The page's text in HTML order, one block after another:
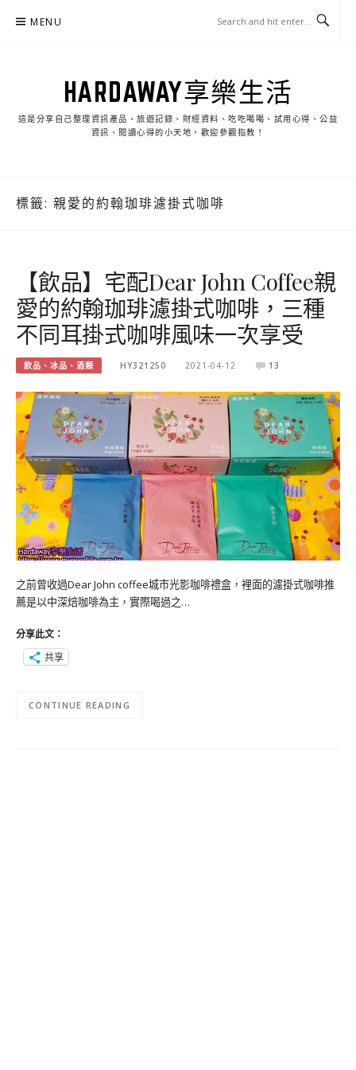
MENU
HARDAWAY享樂生活
這是分享自己整理資訊產品、旅遊記錄、財經資料、吃吃喝喝、試用心得、公益
資訊、閱讀心得的小天地，歡迎參觀指教！
標籤: 親愛的約翰珈琲濾掛式咖啡
【飲品】宅配Dear John Coffee親
愛的約翰珈琲濾掛式咖啡，三種
不同耳掛式咖啡風味一次享受
飲品、冰品、酒類 HY321250 2021-04-12 13
之前曾收過Dear John coffee城市光影咖啡禮盒，裡面的濾掛式咖啡推
薦是以中深焙咖啡為主，實際喝過之…
分享此文：
共享
CONTINUE READING